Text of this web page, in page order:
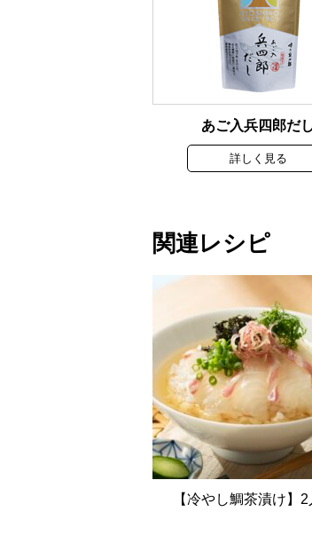
あご入兵四郎だし
詳しく見る
関連レシピ
【冷やし鯛茶漬け】2